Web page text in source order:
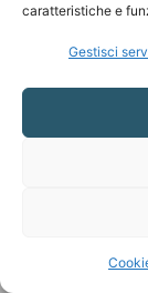
caratteristiche e
Gestisci